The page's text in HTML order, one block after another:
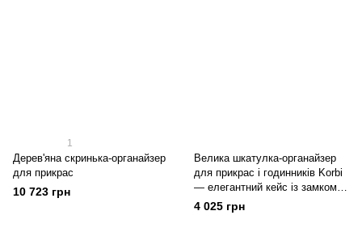
1
Дерев'яна скринька-органайзер
для прикрас
10 723 грн
Велика шкатулка-органайзер
для прикрас і годинників Korbi
— елегантний кейс із замком
чорного кольору
4 025 грн